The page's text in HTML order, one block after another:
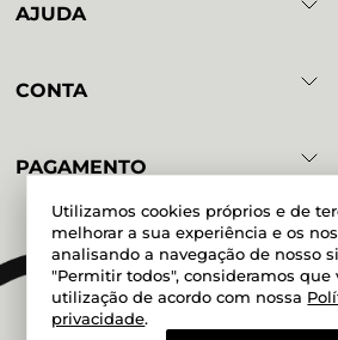
Utilizamos cookies próprios e de
melhorar a sua experiência e os
analisando a navegação de nosso
"Permitir todos", consideramos que
utilização de acordo com nossa
privacidade.
AJUDA
CONTA
PAGAMENTO